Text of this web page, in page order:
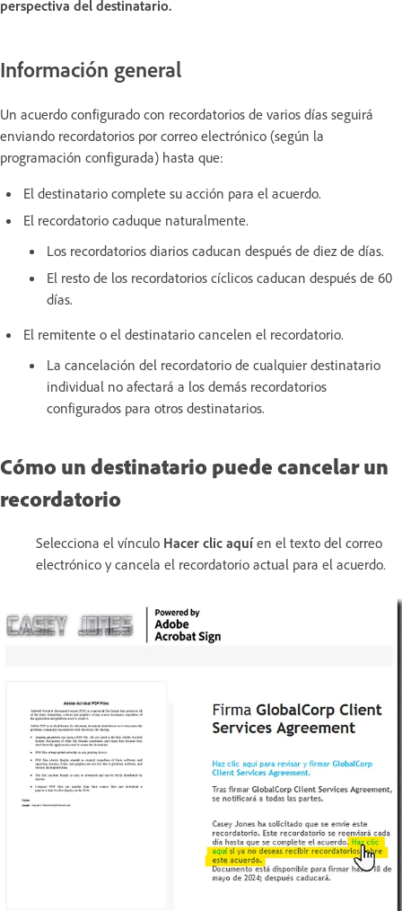
perspectiva del destinatario.
Información general
Un acuerdo configurado con recordatorios de varios días seguirá
enviando recordatorios por correo electrónico (según la
programación configurada) hasta que:
El destinatario complete su acción para el acuerdo.
El recordatorio caduque naturalmente.
Los recordatorios diarios caducan después de diez de días.
El resto de los recordatorios cíclicos caducan después de 60
días.
El remitente o el destinatario cancelen el recordatorio.
La cancelación del recordatorio de cualquier destinatario
individual no afectará a los demás recordatorios
configurados para otros destinatarios.
Cómo un destinatario puede cancelar un
recordatorio
Selecciona el vínculo Hacer clic aquíen el texto del correo
electrónico y cancela el recordatorio actual para el acuerdo.